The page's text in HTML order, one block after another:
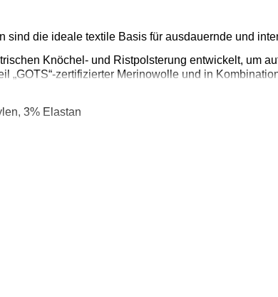
sind die ideale textile Basis für ausdauernde und
Knöchel- und Ristpolsterung entwickelt, um
„GOTS“-zertifizierter Merinowolle und in
3% Elastan